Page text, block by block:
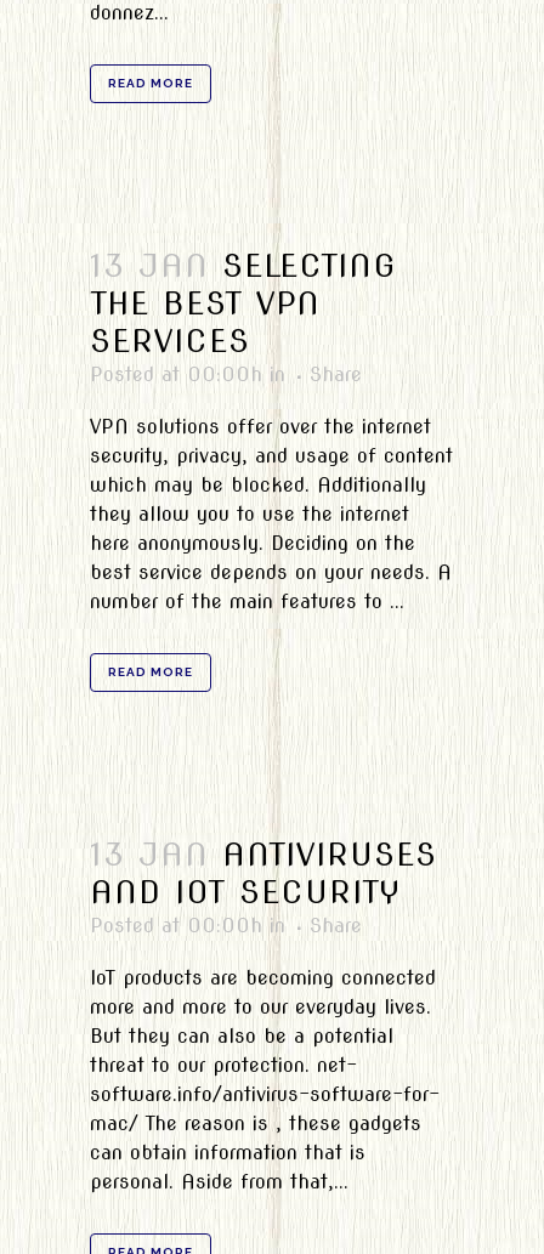
donnez...
READ MORE
13 JAN SELECTING
THE BEST VPN
SERVICES
Posted at 00:00h in Share
VPN solutions offer over the internet
security, privacy, and usage of content
which may be blocked. Additionally
they allow you to use the internet
here anonymously. Deciding on the
best service depends on your needs. A
number of the main features to ...
READ MORE
13 JAN ANTIVIRUSES
AND IOT SECURITY
Posted at 00:00h in Share
IoT products are becoming connected
more and more to our everyday lives.
But they can also be a potential
threat to our protection. net-
software.info/antivirus-software-for-
mac/ The reason is , these gadgets
can obtain information that is
personal. Aside from that,...